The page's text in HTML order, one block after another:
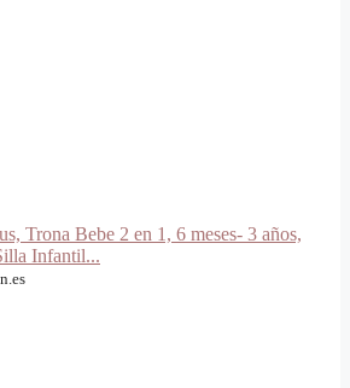
Trona Bebe 2 en 1, 6 meses- 3 años,
Infantil...